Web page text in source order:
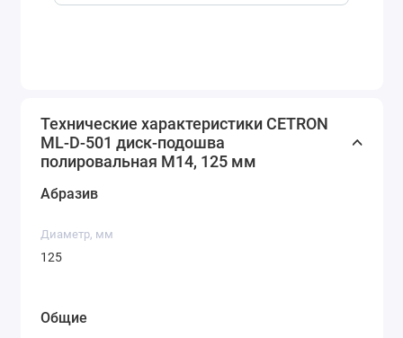
Технические характеристики CETRON
ML-D-501 диск-подошва
полировальная M14, 125 мм
Абразив
Диаметр, мм
125
Общие